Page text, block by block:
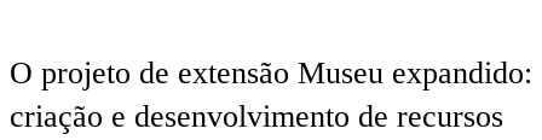
O projeto de extensão Museu expandido:
criação e desenvolvimento de recursos